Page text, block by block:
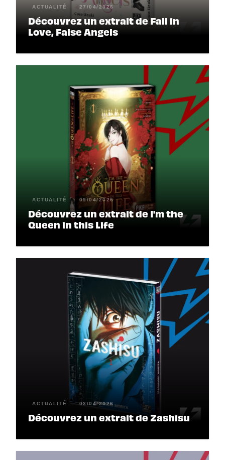
ACTUALITÉ 27/04/2026
Découvrez un extrait de Fall in
Love, False Angels
ACTUALITÉ 09/04/2026
Découvrez un extrait de I'm the
Queen in this Life
ACTUALITÉ 03/04/2026
Découvrez un extrait de Zashisu